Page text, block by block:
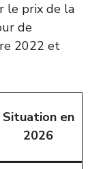
le prix de la
de
2022 et
Situation en
2026